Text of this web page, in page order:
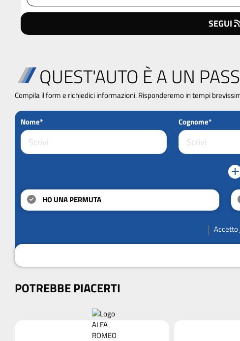
SEGUI
QUEST'AUTO È A UN
Compila il form e richiedici informazioni. Risponderemo in tempi
Nome* Cognome*
HO UNA PERMUTA
Accetto
POTREBBE PIACERTI